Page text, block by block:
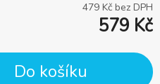
479 Kč bez DPH
579 Kč
Do košíku